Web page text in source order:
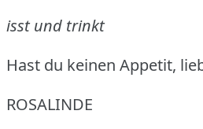
isst und trinkt
Hast du keinen Appetit,
ROSALINDE